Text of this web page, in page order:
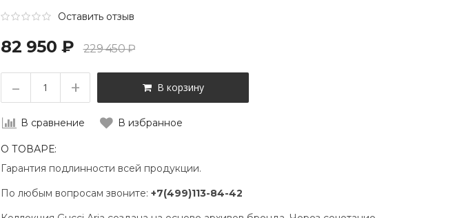
Оставить отзыв
82 950 ₽ 229 450 ₽
– + В корзину
В сравнение В избранное
О ТОВАРЕ:
Гарантия подлинности всей продукции.
По любым вопросам звоните: +7(499)113-84-42